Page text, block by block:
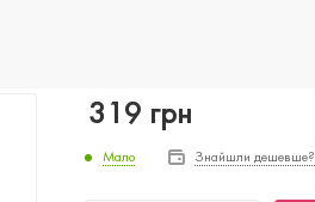
319 грн
Мало Знайшли дешевше?